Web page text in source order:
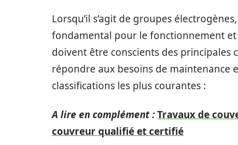
Lorsqu’il s’agit de groupes
fondamental pour le fonctionnement et
doivent être conscients des principales
répondre aux besoins de maintenance
classifications les plus courantes :
A lire en complément :Travaux de
couvreur qualifié et certifié